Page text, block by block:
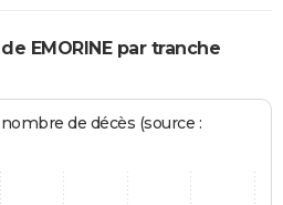
EMORINE par tranche
de décès (source :